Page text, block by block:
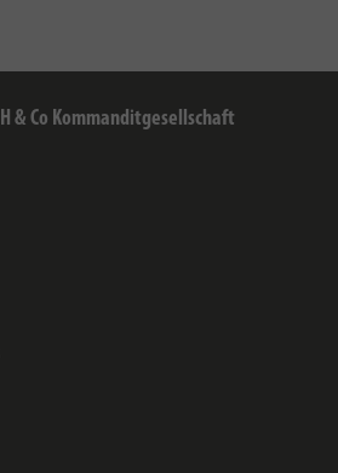
& Co Kommanditgesellschaft